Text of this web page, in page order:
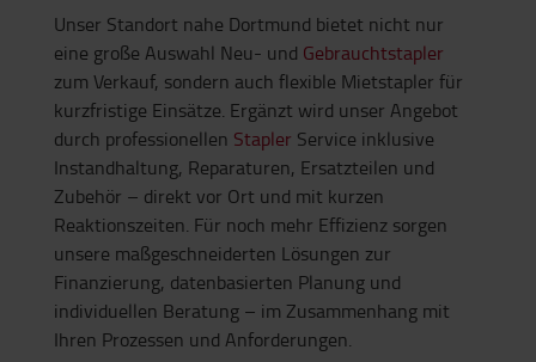
Unser Standort nahe Dortmund bietet nicht nur
eine große Auswahl Neu- und Gebrauchtstapler
zum Verkauf, sondern auch flexible Mietstapler für
kurzfristige Einsätze. Ergänzt wird unser Angebot
durch professionellen Stapler Service inklusive
Instandhaltung, Reparaturen, Ersatzteilen und
Zubehör – direkt vor Ort und mit kurzen
Reaktionszeiten. Für noch mehr Effizienz sorgen
unsere maßgeschneiderten Lösungen zur
Finanzierung, datenbasierten Planung und
individuellen Beratung – im Zusammenhang mit
Ihren Prozessen und Anforderungen.